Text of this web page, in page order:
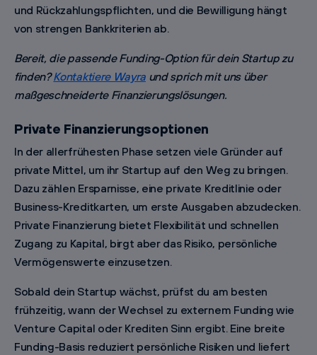
und Rückzahlungspflichten, und die Bewilligung hängt
von strengen Bankkriterien ab.
Bereit, die passende Funding-Option für dein Startup zu
finden?Kontaktiere Wayra und sprich mit uns über
maßgeschneiderte Finanzierungslösungen.
Private Finanzierungsoptionen
In der allerfrühesten Phase setzen viele Gründer auf
private Mittel, um ihr Startup auf den Weg zu bringen.
Dazu zählen Ersparnisse, eine private Kreditlinie oder
Business-Kreditkarten, um erste Ausgaben abzudecken.
Private Finanzierung bietet Flexibilität und schnellen
Zugang zu Kapital, birgt aber das Risiko, persönliche
Vermögenswerte einzusetzen.
Sobald dein Startup wächst, prüfst du am besten
frühzeitig, wann der Wechsel zu externem Funding wie
Venture Capital oder Krediten Sinn ergibt. Eine breite
Funding-Basis reduziert persönliche Risiken und liefert